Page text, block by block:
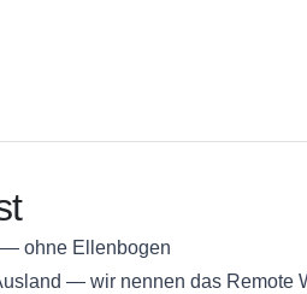
— ohne Ellenbogen
— wir nennen das Remote